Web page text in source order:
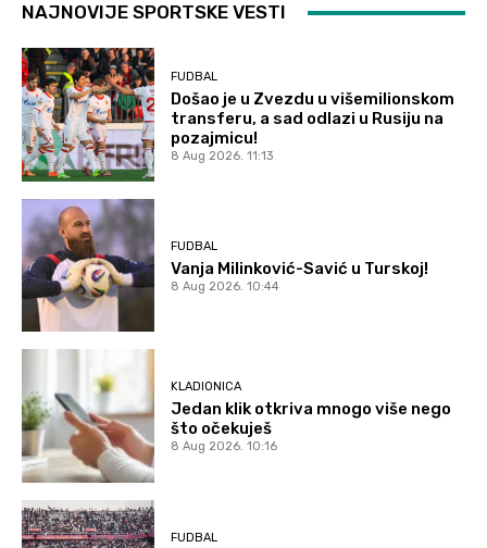
NAJNOVIJE SPORTSKE VESTI
FUDBAL
Došao je u Zvezdu u višemilionskom
transferu, a sad odlazi u Rusiju na
pozajmicu!
8 Aug 2026. 11:13
FUDBAL
Vanja Milinković-Savić u Turskoj!
8 Aug 2026. 10:44
KLADIONICA
Jedan klik otkriva mnogo više nego
što očekuješ
8 Aug 2026. 10:16
FUDBAL